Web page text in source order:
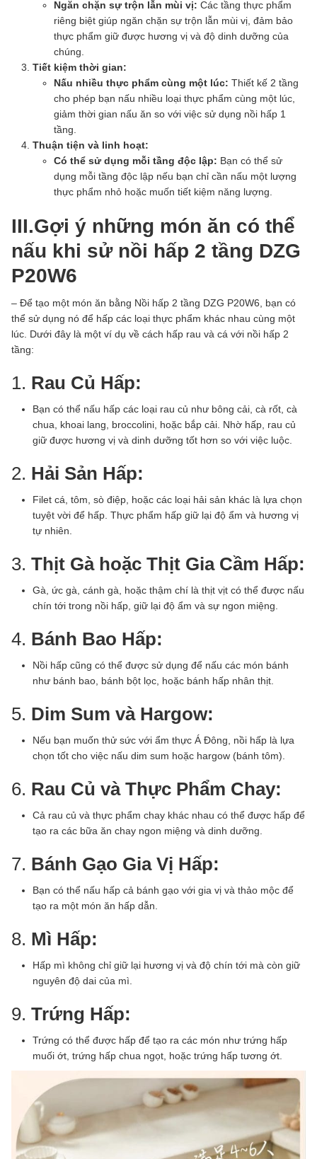
Ngăn chặn sự trộn lẫn mùi vị: Các tầng thực phẩm
riêng biệt giúp ngăn chặn sự trộn lẫn mùi vị, đảm bảo
thực phẩm giữ được hương vị và độ dinh dưỡng của
chúng.
Tiết kiệm thời gian:
Nấu nhiều thực phẩm cùng một lúc: Thiết kế 2 tầng
cho phép bạn nấu nhiều loại thực phẩm cùng một lúc,
giảm thời gian nấu ăn so với việc sử dụng nồi hấp 1
tầng.
Thuận tiện và linh hoạt:
Có thể sử dụng mỗi tầng độc lập: Bạn có thể sử
dụng mỗi tầng độc lập nếu bạn chỉ cần nấu một lượng
thực phẩm nhỏ hoặc muốn tiết kiệm năng lượng.
III.Gợi ý những món ăn có thể
nấu khi sử nồi hấp 2 tầng DZG
P20W6
– Để tạo một món ăn bằng Nồi hấp 2 tầng DZG P20W6, bạn có
thể sử dụng nó để hấp các loại thực phẩm khác nhau cùng một
lúc. Dưới đây là một ví dụ về cách hấp rau và cá với nồi hấp 2
tầng:
1. Rau Củ Hấp:
Bạn có thể nấu hấp các loại rau củ như bông cải, cà rốt, cà
chua, khoai lang, broccolini, hoặc bắp cải. Nhờ hấp, rau củ
giữ được hương vị và dinh dưỡng tốt hơn so với việc luộc.
2. Hải Sản Hấp:
Filet cá, tôm, sò điệp, hoặc các loại hải sản khác là lựa chọn
tuyệt vời để hấp. Thực phẩm hấp giữ lại độ ẩm và hương vị
tự nhiên.
3. Thịt Gà hoặc Thịt Gia Cầm Hấp:
Gà, ức gà, cánh gà, hoặc thậm chí là thịt vịt có thể được nấu
chín tới trong nồi hấp, giữ lại độ ẩm và sự ngon miệng.
4. Bánh Bao Hấp:
Nồi hấp cũng có thể được sử dụng để nấu các món bánh
như bánh bao, bánh bột lọc, hoặc bánh hấp nhân thịt.
5. Dim Sum và Hargow:
Nếu bạn muốn thử sức với ẩm thực Á Đông, nồi hấp là lựa
chọn tốt cho việc nấu dim sum hoặc hargow (bánh tôm).
6. Rau Củ và Thực Phẩm Chay:
Cả rau củ và thực phẩm chay khác nhau có thể được hấp để
tạo ra các bữa ăn chay ngon miệng và dinh dưỡng.
7. Bánh Gạo Gia Vị Hấp:
Bạn có thể nấu hấp cả bánh gạo với gia vị và thảo mộc để
tạo ra một món ăn hấp dẫn.
8. Mì Hấp:
Hấp mì không chỉ giữ lại hương vị và độ chín tới mà còn giữ
nguyên độ dai của mì.
9. Trứng Hấp:
Trứng có thể được hấp để tạo ra các món như trứng hấp
muối ớt, trứng hấp chua ngọt, hoặc trứng hấp tương ớt.